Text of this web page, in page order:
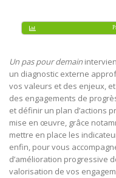
Un pas pour demain
un diagnostic externe
vos valeurs et des enjeux,
des engagements de
et définir un plan d’actions
mise en œuvre, grâce
mettre en place les
enfin, pour vous
d’amélioration progressive
valorisation de vos